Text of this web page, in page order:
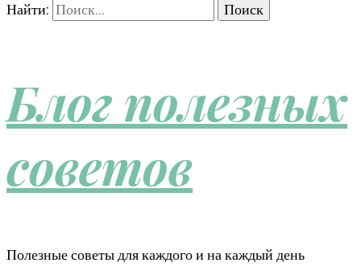
Найти:
Блог полезных
советов
Полезные советы для каждого и на каждый день